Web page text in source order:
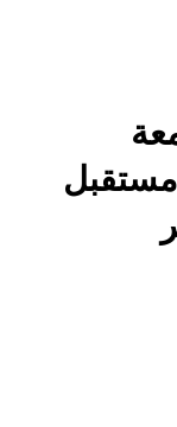
2025 يضع مستقبل